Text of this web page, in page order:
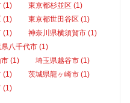
(1)
東京都杉並区 (1)
(1)
東京都世田谷区 (1)
(1)
神奈川県横須賀市 (1)
八千代市 (1)
(1)
埼玉県越谷市 (1)
(1)
茨城県龍ヶ崎市 (1)
(1)